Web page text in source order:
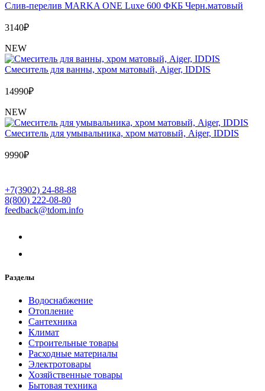
Слив-перелив MARKA ONE Luxe 600 ФКБ Черн.матовый
3140₽
NEW
Cмеситель для ванны, хром матовый, Aiger, IDDIS
14990₽
NEW
Cмеситель для умывальника, хром матовый, Aiger, IDDIS
9990₽
+7(3902) 24-88-88
8(800) 222-08-80
feedback@tdom.info
Разделы
Водоснабжение
Отопление
Сантехника
Климат
Строительные товары
Расходные материалы
Электротовары
Хозяйственные товары
Бытовая техника